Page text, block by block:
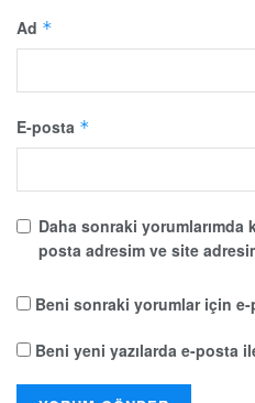
Ad *
E-posta *
Daha sonraki yorumlarımda
posta adresim ve site
Beni sonraki yorumlar için
Beni yeni yazılarda e-posta